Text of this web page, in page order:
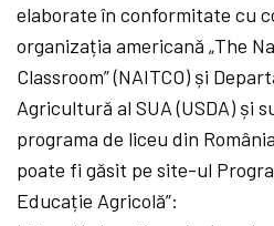
elaborate în conformitate cu
organizația americană „The
Classroom” (NAITCO) și
Agricultură al SUA (USDA) și
programa de liceu din
poate fi găsit pe site-ul
Educație Agricolă”: